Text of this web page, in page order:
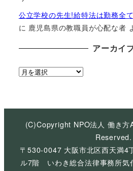
公立学校の先生!給特法は勤務全
に 鹿児島県の教職員が心配な者
アーカイ
ア
イ
(C)Copyright NPO法人 働き
Reserved.
〒530-0047 大阪市北区西天満4
ル7階 いわき総合法律事務所気